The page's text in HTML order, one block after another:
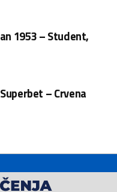
1953 – Student,
– Crvena